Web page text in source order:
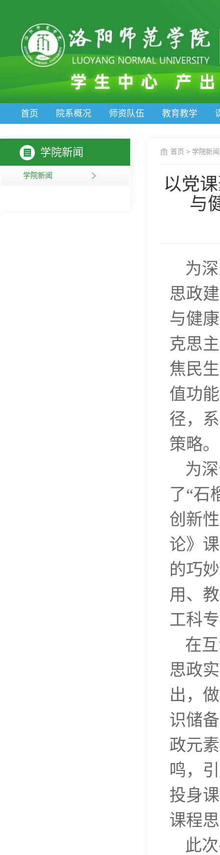
首页 院系概况 师资队伍 教育教学
学院新闻
学院新闻
首页 > 学院新闻
以党
与
为
思政
与健
克思
焦民
值功
径，
策略。
为
了“石
创新
论》
的巧
用、
工科
在
思政
出，
识储
政元
鸣，
投身
课程
此